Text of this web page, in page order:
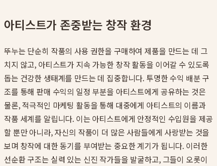
아티스트가 존중받는 창작 환경
뚜누는 단순히 작품의 사용 권한을 구매하여 제품을 만드는 데 그
치지 않고, 아티스트가 지속 가능한 창작 활동을 이어갈 수 있도록
돕는 건강한 생태계를 만드는 데 집중합니다. 투명한 수익 배분 구
조를 통해 판매 수익의 일정 부분을 아티스트에게 공유하는 것은
물론, 적극적인 마케팅 활동을 통해 대중에게 아티스트의 이름과
작품 세계를 알립니다. 이는 아티스트에게 안정적인 수입원을 제공
할 뿐만 아니라, 자신의 작품이 더 많은 사람들에게 사랑받는 것을
보며 창작에 대한 동기를 부여받는 중요한 계기가 됩니다. 이러한
선순환 구조는 실력 있는 신진 작가들을 발굴하고, 그들이 오롯이